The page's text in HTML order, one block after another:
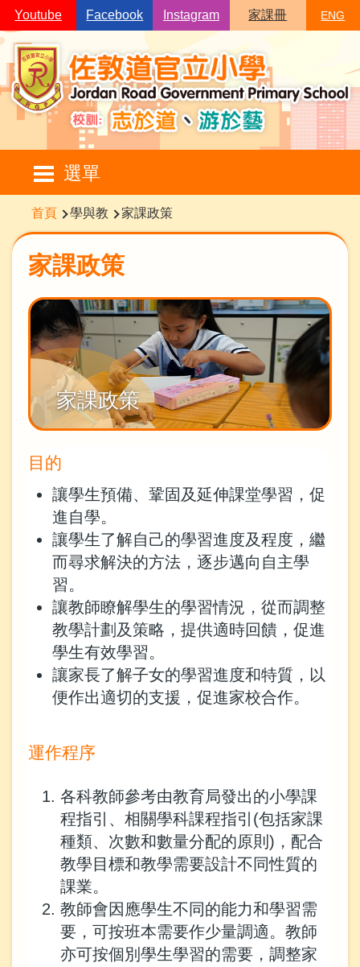
移至主內容
Youtube Facebook Instagram 家課冊 ENG
選單
Main
navigation
導
航
連
結
首頁 學與教 家課政策
家課政策
家課政策
目的
讓學生預備、鞏固及延伸課堂學習，促
進自學。
讓學生了解自己的學習進度及程度，繼
而尋求解決的方法，逐步邁向自主學
習。
讓教師瞭解學生的學習情況，從而調整
教學計劃及策略，提供適時回饋，促進
學生有效學習。
讓家長了解子女的學習進度和特質，以
便作出適切的支援，促進家校合作。
運作程序
各科教師參考由教育局發出的小學課
程指引、相關學科課程指引(包括家課
種類、次數和數量分配的原則)，配合
教學目標和教學需要設計不同性質的
課業。
教師會因應學生不同的能力和學習需
要，可按班本需要作少量調適。教師
亦可按個別學生學習的需要，調整家